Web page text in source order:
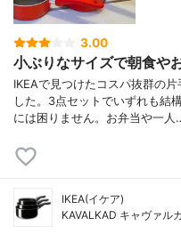
3.00
小ぶりなサイズで朝食や
IKEAで見つけたコスパ抜群の
した。3点セットでいずれも結
には困りません。お弁当や一人
IKEA(イケア)
KAVALKAD キャヴァル